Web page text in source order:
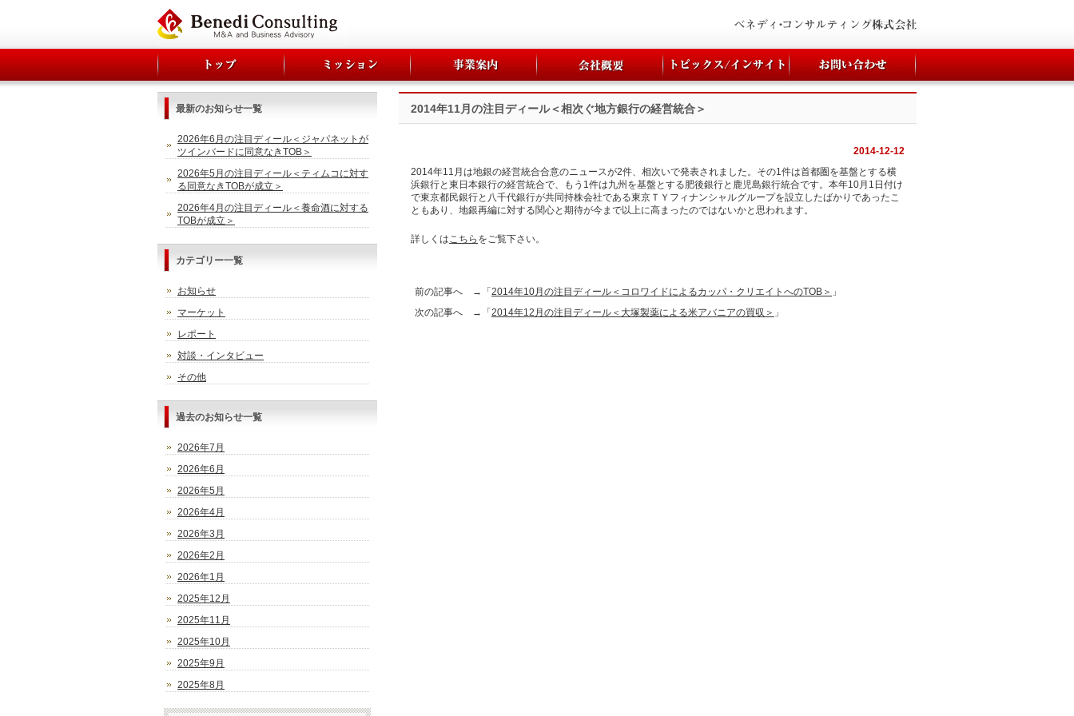
2014年11月の注目ディール＜相次ぐ地方銀行の経営統合＞
2014-12-12
2014年11月は地銀の経営統合合意のニュースが2件、相次いで発表されました。その1件は首都圏を基盤とする横
浜銀行と東日本銀行の経営統合で、もう1件は九州を基盤とする肥後銀行と鹿児島銀行統合です。本年10月1日付け
で東京都民銀行と八千代銀行が共同持株会社である東京ＴＹフィナンシャルグループを設立したばかりであったこ
ともあり、地銀再編に対する関心と期待が今まで以上に高まったのではないかと思われます。
詳しくはこちら をご覧下さい。
前の記事へ →「 2014年10月の注目ディール＜コロワイドによるカッパ・クリエイトへのTOB＞ 」
次の記事へ →「 2014年12月の注目ディール＜大塚製薬による米アバニアの買収＞ 」
最新のお知らせ一覧
2026年6月の注目ディール＜ジャパネットが
ツインバードに同意なきTOB＞
2026年5月の注目ディール＜ティムコに対す
る同意なきTOBが成立＞
2026年4月の注目ディール＜養命酒に対する
TOBが成立＞
カテゴリー一覧
お知らせ
マーケット
レポート
対談・インタビュー
その他
過去のお知らせ一覧
2026年7月
2026年6月
2026年5月
2026年4月
2026年3月
2026年2月
2026年1月
2025年12月
2025年11月
2025年10月
2025年9月
2025年8月